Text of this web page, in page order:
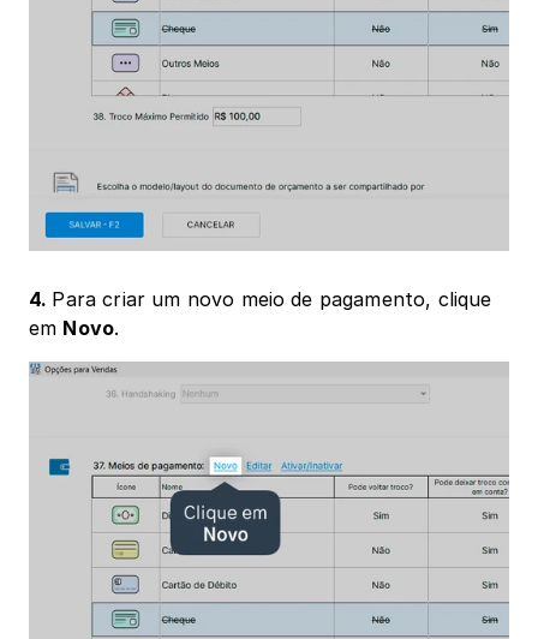
4. Para criar um novo meio de pagamento, clique
em Novo.